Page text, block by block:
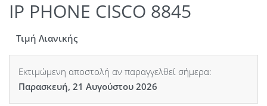
IP PHONE CISCO 8845
Τιμή Λιανικής
Εκτιμώμενη αποστολή αν παραγγελθεί σήμερα:
Παρασκευή, 21 Αυγούστου 2026